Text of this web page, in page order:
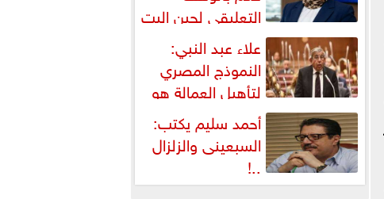
التعليقي لحين البت
في الطعن على... علاء عبد النبي:
النموذج المصري
لتأهيل العمالة هو
البديل العملي والأمثل لأزمات...
أحمد سليم يكتب:
السبعينى والزلزال
..!